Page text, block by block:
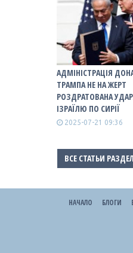
АДМІНІСТРАЦІЯ
ТРАМПА НЕ НА ЖЕРТ
РОЗДРАТОВАНА
ІЗРАЇЛЮ ПО СИРІЇ
2025-07-21 09:36
ВСЕ СТАТЬИ
НАЧАЛО БЛОГИ